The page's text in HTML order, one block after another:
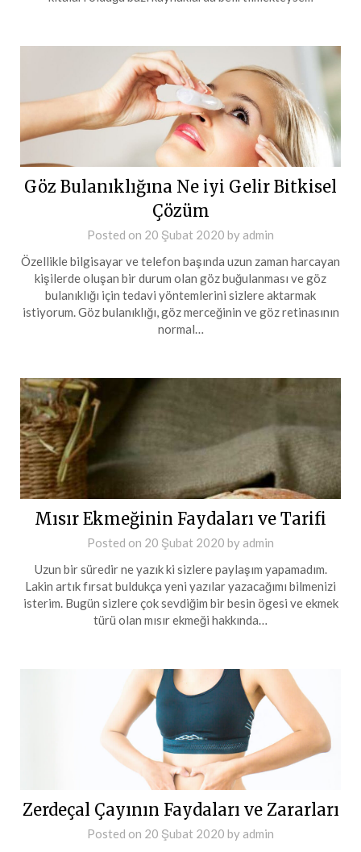
Göz Bulanıklığına Ne iyi Gelir Bitkisel
Çözüm
Posted on 20 Şubat 2020 by admin
Özellikle bilgisayar ve telefon başında uzun zaman harcayan
kişilerde oluşan bir durum olan göz buğulanması ve göz
bulanıklığı için tedavi yöntemlerini sizlere aktarmak
istiyorum. Göz bulanıklığı, göz merceğinin ve göz retinasının
normal…
Mısır Ekmeğinin Faydaları ve Tarifi
Posted on 20 Şubat 2020 by admin
Uzun bir süredir ne yazık ki sizlere paylaşım yapamadım.
Lakin artık fırsat buldukça yeni yazılar yazacağımı bilmenizi
isterim. Bugün sizlere çok sevdiğim bir besin ögesi ve ekmek
türü olan mısır ekmeği hakkında…
Zerdeçal Çayının Faydaları ve Zararları
Posted on 20 Şubat 2020 by admin